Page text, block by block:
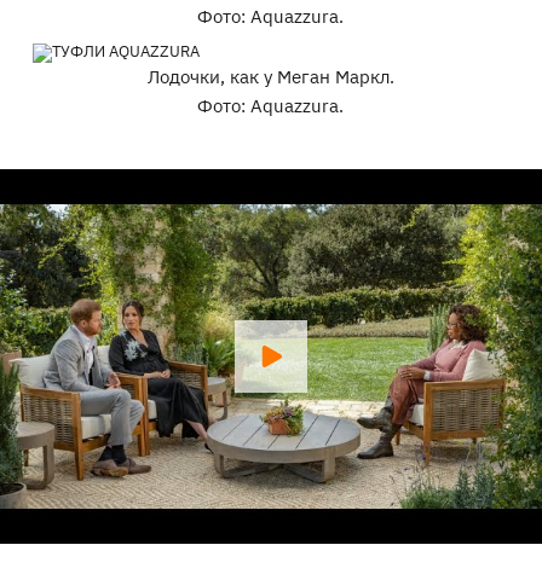
Фото: Aquazzura.
Лодочки, как у Меган Маркл.
Фото: Aquazzura.